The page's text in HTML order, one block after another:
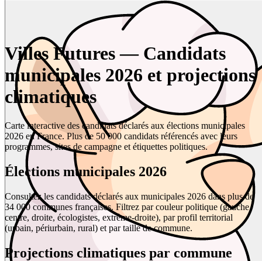
Villes Futures — Candidats
municipales 2026 et projections
climatiques
Carte interactive des candidats déclarés aux élections municipales
2026 en France. Plus de 50 000 candidats référencés avec leurs
programmes, sites de campagne et étiquettes politiques.
Élections municipales 2026
Consultez les candidats déclarés aux municipales 2026 dans plus de
34 000 communes françaises. Filtrez par couleur politique (gauche,
centre, droite, écologistes, extrême-droite), par profil territorial
(urbain, périurbain, rural) et par taille de commune.
Projections climatiques par commune